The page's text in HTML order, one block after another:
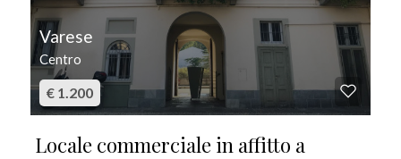
Varese
Centro
€ 1.200
Locale commerciale in affitto a